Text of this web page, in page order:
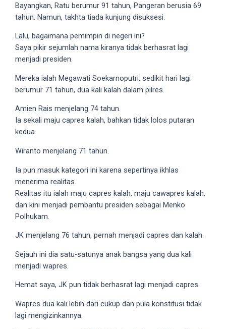
amateur
porn
videos,
anal,
blonde,
brunette,
You
also
find
and
transsexual
porn
videos
their
corresponding
sections
website.
Watching
porn
Bayangkan, Ratu berumur 91 tahun, Pangeran berusia 69
tahun. Namun, takhta tiada kunjung disuksesi.
Lalu, bagaimana pemimpin di negeri ini?
Saya pikir sejumlah nama kiranya tidak berhasrat lagi
menjadi presiden.
Mereka ialah Megawati Soekarnoputri, sedikit hari lagi
berumur 71 tahun, dua kali kalah dalam pilres.
Amien Rais menjelang 74 tahun.
Ia sekali maju capres kalah, bahkan tidak lolos putaran
kedua.
Wiranto menjelang 71 tahun.
Ia pun masuk kategori ini karena sepertinya ikhlas
menerima realitas.
Realitas itu ialah maju capres kalah, maju cawapres kalah,
dan kini menjadi pembantu presiden sebagai Menko
Polhukam.
JK menjelang 76 tahun, pernah menjadi capres dan kalah.
Sejauh ini dia satu-satunya anak bangsa yang dua kali
menjadi wapres.
Hemat saya, JK pun tidak berhasrat lagi menjadi capres.
Wapres dua kali lebih dari cukup dan pula konstitusi tidak
lagi mengizinkannya.